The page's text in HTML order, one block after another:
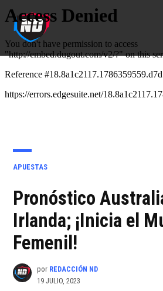
Saltar
al
contenido
Deportes
PUBLICADO
APUESTAS
Pronóstico
Irlanda; ¡Inicia el
Femenil!
por REDACCIÓN ND
19 JULIO, 2023